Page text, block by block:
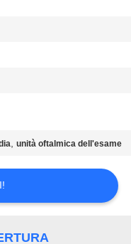
,unità oftalmica dell'esame